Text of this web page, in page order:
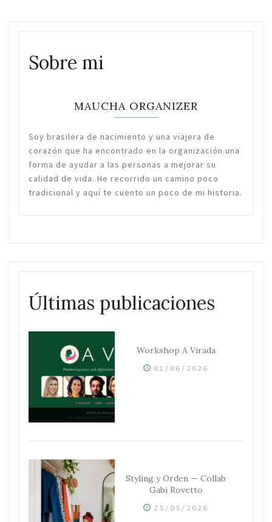
Sobre mi
MAUCHA ORGANIZER
Soy brasilera de nacimiento y una viajera de
corazón que ha encontrado en la organización una
forma de ayudar a las personas a mejorar su
calidad de vida. He recorrido un camino poco
tradicional y aquí te cuento un poco de mi historia.
Últimas publicaciones
Workshop A Virada
01/06/2026
Styling y Orden — Collab
Gabi Rovetto
25/05/2026